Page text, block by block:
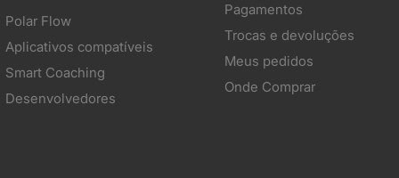
Polar Flow
Aplicativos compatíveis
Smart Coaching
Desenvolvedores
Pagamentos
Trocas e devoluções
Meus pedidos
Onde Comprar